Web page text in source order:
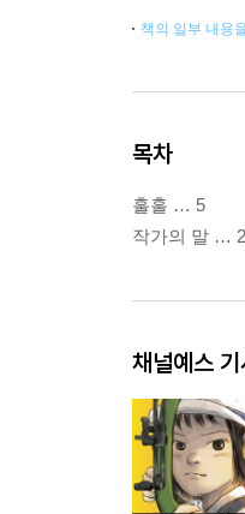
책의 일부 내용
목차
훌훌 … 5
작가의 말 …
채널예스